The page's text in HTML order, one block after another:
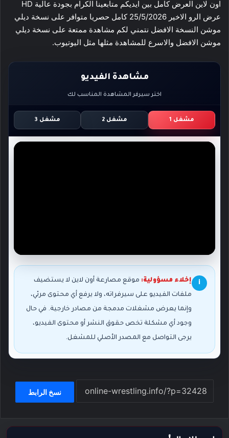
اون لاين العرض كامل بين ايديكم متابعينا الكرام بجودة عالية HD
عرض الرو الاخير 25/5/2026 كامل حصريا متوافر على نسخة ديلي
موشن النسخة الافضل نتمني لكم مشاهدة ممتعة على نسخة ديلي
موشن الافضل والاسرع للمشاهدة مثلها مثل اليوتيوب.
مشاهدة الفيديو
اختر سيرفر المشاهدة المناسب لك
مشغل 1 مشغل 2 مشغل 3
i إخلاء مسؤولية: موقع مصارعة أون لاين لا يستضيف
ملفات الفيديو على سيرفراته، ولا يرفع أي محتوى مرئي،
وإنما يعرض مشغلات مدمجة من مصادر خارجية. في حال
وجود أي مشكلة تخص حقوق النشر أو محتوى الفيديو،
يرجى التواصل مع المصدر الأصلي للمشغل.
نسخ الرابط